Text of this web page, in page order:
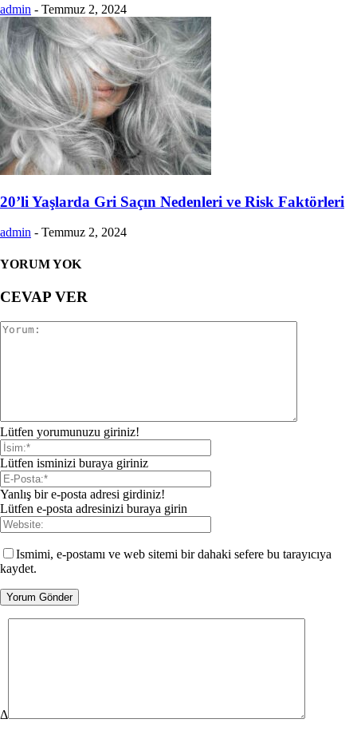
admin - Temmuz 2, 2024
20’li Yaşlarda Gri Saçın Nedenleri ve Risk Faktörleri
admin - Temmuz 2, 2024
YORUM YOK
CEVAP VER
Lütfen yorumunuzu giriniz!
Lütfen isminizi buraya giriniz
Yanlış bir e-posta adresi girdiniz!
Lütfen e-posta adresinizi buraya girin
Ismimi, e-postamı ve web sitemi bir dahaki sefere bu tarayıcıya
kaydet.
Δ